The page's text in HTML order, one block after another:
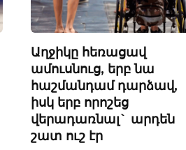
Աղջիկը հեռացավ
ամուսնուց, երբ նա
հաշմանդամ դարձավ,
իսկ երբ որոշեց
վերադառնալ` արդեն
շատ ուշ էր